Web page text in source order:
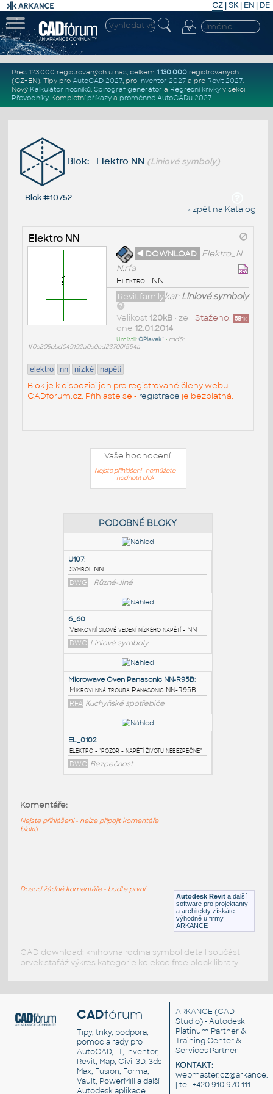
CZ | SK| EN | DE
Přes 123.000 registrovaných u nás, celkem 1.130.000registrovaných
(CZ+EN). Tipy pro AutoCAD 2027, pro Inventor 2027a pro Revit 2027.
Nový Kalkulátor nosníků, Spirograf generátor a Regresní křivkyv sekci
Převodníky. Kompletní příkazya proměnné AutoCADu 2027.
Blok: Elektro NN (Liniové symboly)
Blok #10752
« zpět na Katalog
Elektro NN
◄ DOWNLOAD Elektro_N
N.rfa
Elektro - NN
kat:Liniové symboly
Revit family
Staženo: 581x
Velikost 120kB• ze
dne 12.01.2014
Umístil:OPlavek^ • md5:
1f0e205bbd049192a0e0cd23700f554a
elektro nn nízké napětí
Blok je k dispozici jen pro registrované členy webu
CADforum.cz. Přihlaste se - registrace je bezplatná.
Vaše hodnocení:
Nejste přihlášeni - nemůžete
hodnotit blok
Symbol NN
DWG _Různé-Jiné
6_60:
Venkovní silové vedení nízkého napětí - NN
DWG Liniové symboly
Kuchyňské spotřebiče
Autodesk Revit a další
software pro projektanty
a architekty získáte
výhodně u firmy
ARKANCE
Komentáře:
Nejste přihlášeni - nelze připojit komentáře
bloků
Dosud žádné komentáře - buďte první
CAD download: knihovna rodina symbol detail součást
prvek stafáž výkres kategorie kolekce free block library
CADfórum
Tipy, triky, podpora,
pomoc a rady pro
AutoCAD, LT, Inventor,
Revit, Map, Civil 3D, 3ds
Max, Fusion, Forma,
Vault, PowerMill a další
Autodesk aplikace
ARKANCE (CAD
Studio) - Autodesk
Platinum Partner &
Training Center &
Services Partner
KONTAKT:
| tel. +420 910 970 111